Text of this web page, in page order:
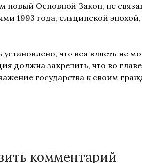
новый Основной Закон, не
1993 года, ельцинской
что вся власть не
должна закрепить, что во главе
государства к своим
комментарий